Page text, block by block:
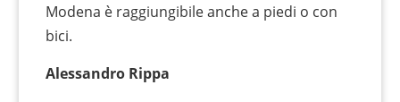
Modena è raggiungibile anche a piedi o con
bici.
Alessandro Rippa